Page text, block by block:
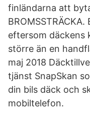
finländarna att
eftersom däckens
större än en
maj 2018
tjänst SnapSkan
din bils däck och
mobiltelefon.